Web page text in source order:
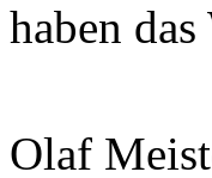
haben
Olaf